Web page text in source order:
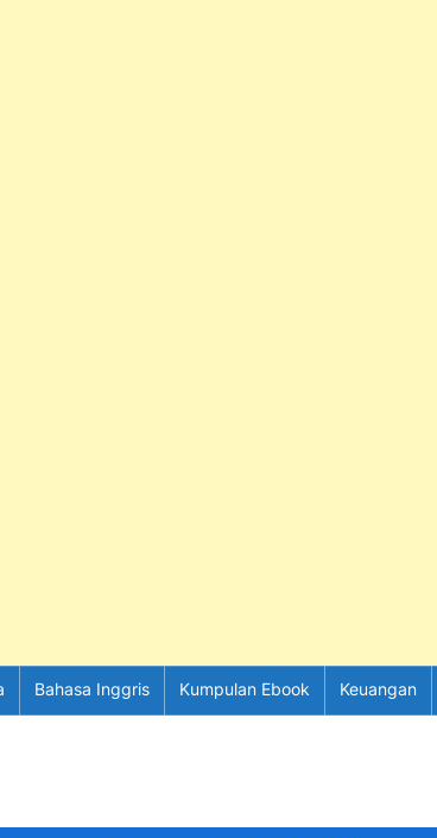
Bahasa Inggris Kumpulan Ebook Keuangan